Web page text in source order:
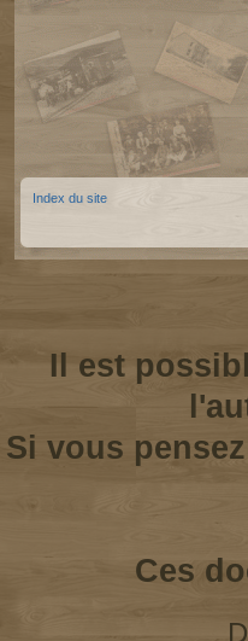
Index du site
Il est
Si vous
Ces